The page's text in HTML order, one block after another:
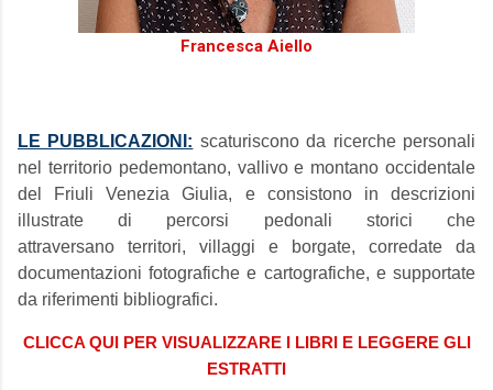
Francesca Aiello
LE PUBBLICAZIONI: scaturiscono da ricerche personali
nel territorio pedemontano, vallivo e montano occidentale
del Friuli Venezia Giulia, e consistono in descrizioni
illustrate di percorsi pedonali storici che
attraversano territori, villaggi e borgate, corredate da
documentazioni fotografiche e cartografiche, e supportate
da riferimenti bibliografici.
CLICCA QUI PER VISUALIZZARE I LIBRI E LEGGERE GLI
ESTRATTI